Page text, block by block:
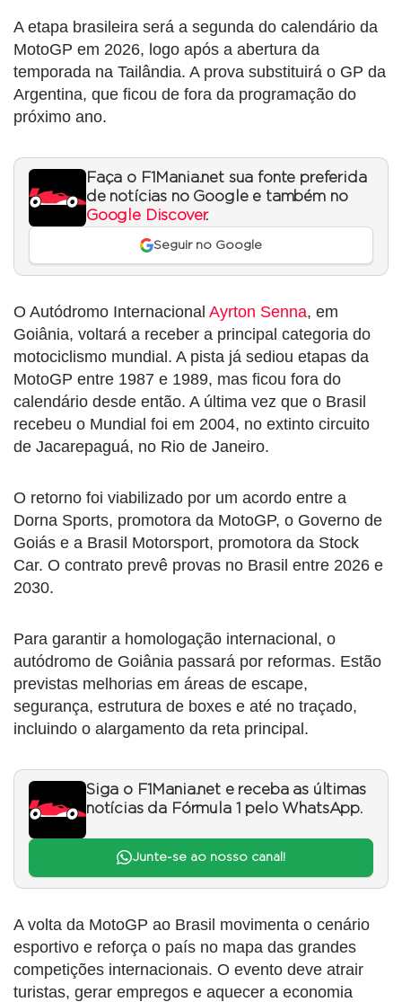
A etapa brasileira será a segunda do calendário da
MotoGP em 2026, logo após a abertura da
temporada na Tailândia. A prova substituirá o GP da
Argentina, que ficou de fora da programação do
próximo ano.
Faça o F1Mania.net sua fonte preferida
de notícias no Google e também no
Google Discover.
Seguir no Google
O Autódromo Internacional Ayrton Senna, em
Goiânia, voltará a receber a principal categoria do
motociclismo mundial. A pista já sediou etapas da
MotoGP entre 1987 e 1989, mas ficou fora do
calendário desde então. A última vez que o Brasil
recebeu o Mundial foi em 2004, no extinto circuito
de Jacarepaguá, no Rio de Janeiro.
O retorno foi viabilizado por um acordo entre a
Dorna Sports, promotora da MotoGP, o Governo de
Goiás e a Brasil Motorsport, promotora da Stock
Car. O contrato prevê provas no Brasil entre 2026 e
2030.
Para garantir a homologação internacional, o
autódromo de Goiânia passará por reformas. Estão
previstas melhorias em áreas de escape,
segurança, estrutura de boxes e até no traçado,
incluindo o alargamento da reta principal.
Siga o F1Mania.net e receba as últimas
notícias da Fórmula 1 pelo WhatsApp.
Junte-se ao nosso canal!
A volta da MotoGP ao Brasil movimenta o cenário
esportivo e reforça o país no mapa das grandes
competições internacionais. O evento deve atrair
turistas, gerar empregos e aquecer a economia